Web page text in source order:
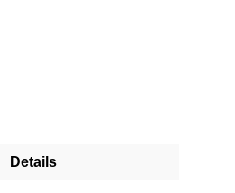
Details